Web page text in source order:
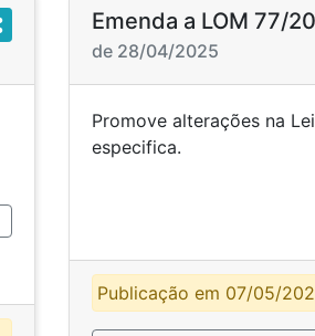
Emenda a LOM 77/
de 28/04/2025
Promove alterações na
Publicação em 07/05/